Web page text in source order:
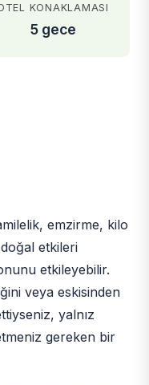
KONAKLAMASI
5 gece
emzirme, kilo
etkileri
etkileyebilir.
veya eskisinden
yalnız
gereken bir